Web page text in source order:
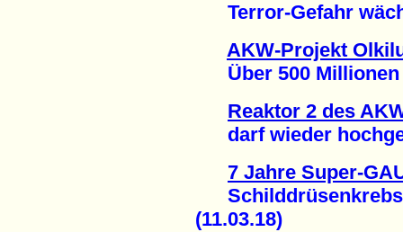
Terror-Gefahr
AKW-Projekt
Über 500 Millionen
Reaktor 2 des
darf wieder
7 Jahre Super-
(11.03.18)